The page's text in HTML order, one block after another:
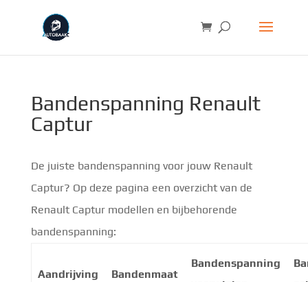
Bandenspanning Renault
Captur
De juiste bandenspanning voor jouw Renault
Captur? Op deze pagina een overzicht van de
Renault Captur modellen en bijbehorende
bandenspanning:
Aandrijving Bandenmaat
Bandenspanning